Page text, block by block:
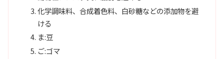
化学調味料、合成着色料、白砂糖などの添加物を避
ける
ま:豆
ご:ゴマ